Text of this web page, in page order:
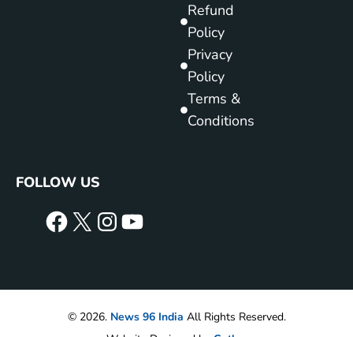
Refund
Policy
Privacy
Policy
Terms &
Conditions
FOLLOW US
© 2026. News 96 India All Rights Reserved.